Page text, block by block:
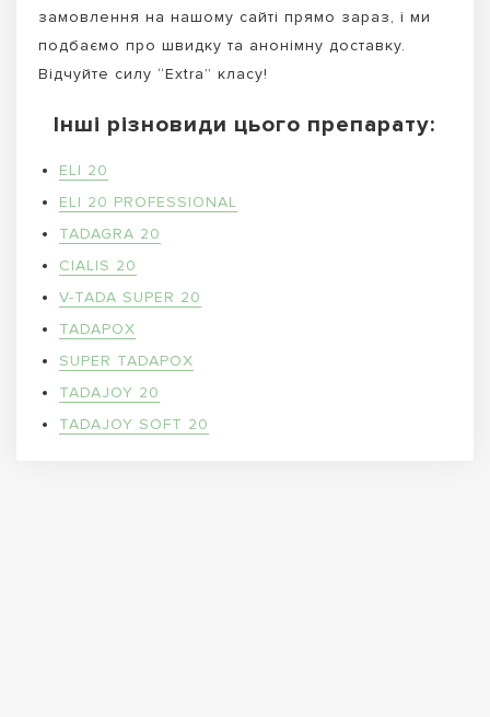
замовлення на нашому сайті прямо зараз, і ми
подбаємо про швидку та анонімну доставку.
Відчуйте силу “Extra” класу!
Інші різновиди цього препарату:
ELI 20
ELI 20 PROFESSIONAL
TADAGRA 20
CIALIS 20
V-TADA SUPER 20
TADAPOX
SUPER TADAPOX
TADAJOY 20
TADAJOY SOFT 20